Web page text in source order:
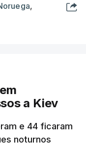
,
a Kiev
e 44 ficaram
noturnos